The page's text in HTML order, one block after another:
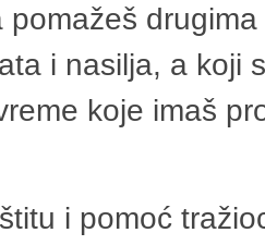
pomažeš
i nasilja, a koji
koje imaš
i pomoć